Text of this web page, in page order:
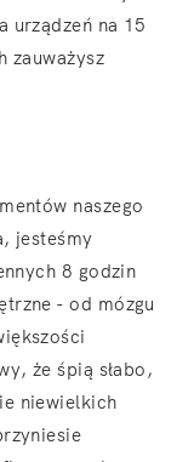
urządzeń na 15
zauważysz
naszego
jesteśmy
8 godzin
- od mózgu
że śpią słabo,
niewielkich